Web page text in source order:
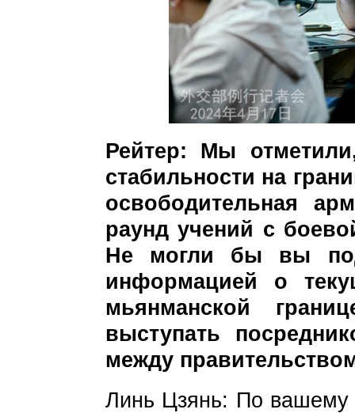
Рейтер: Мы
стабильности на
освободительная
раунд учений с
Не могли бы вы
информацией о
мьянманской
выступать
между
Линь Цзянь: По вашему